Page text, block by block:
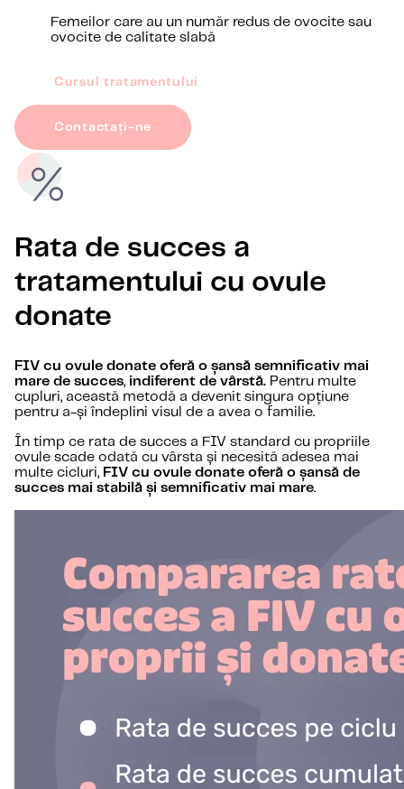
Femeilor care au un număr redus de ovocite sau
ovocite de calitate slabă
Cursul tratamentului
Contactați-ne
Rata de succes a
tratamentului cu ovule
donate
FIV cu ovule donate oferă o șansă semnificativ mai
mare de succes, indiferent de vârstă. Pentru multe
cupluri, această metodă a devenit singura opțiune
pentru a-și îndeplini visul de a avea o familie.
În timp ce rata de succes a FIV standard cu propriile
ovule scade odată cu vârsta și necesită adesea mai
multe cicluri, FIV cu ovule donate oferă o șansă de
succes mai stabilă și semnificativ mai mare.